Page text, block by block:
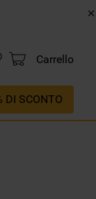
Carrello
DI SCONTO